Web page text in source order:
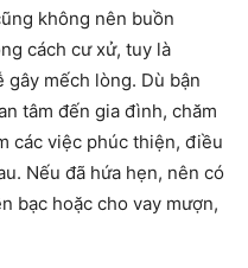
không nên buồn
cách cư xử, tuy là
mếch lòng. Dù bận
tâm đến gia đình, chăm
các việc phúc thiện, điều
Nếu đã hứa hẹn, nên có
bạc hoặc cho vay mượn,